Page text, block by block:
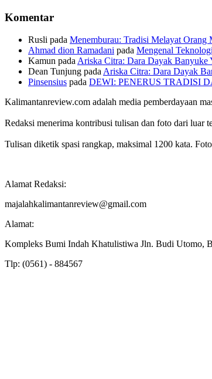
Komentar
Rusli pada Menemburau: Tradisi Melayat Orang
Ahmad dion Ramadani pada Mengenal
Kamun padaAriska Citra: Dara Dayak Banyuke
Dean Tunjung padaAriska Citra: Dara Dayak
Pinsensius pada DEWI: PENERUS TRADISI
Kalimantanreview.com adalah media pemberdayaan
Redaksi menerima kontribusi tulisan dan foto dari luar
Tulisan diketik spasi rangkap, maksimal 1200 kata.
Alamat Redaksi:
majalahkalimantanreview@gmail.com
Alamat:
Kompleks Bumi Indah Khatulistiwa Jln. Budi
Tlp: (0561) - 884567